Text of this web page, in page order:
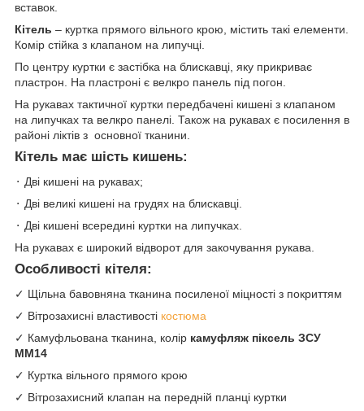
вставок.
Кітель – куртка прямого вільного крою, містить такі елементи.
Комір стійка з клапаном на липучці.
По центру куртки є застібка на блискавці, яку прикриває
пластрон. На пластроні є велкро панель під погон.
На рукавах тактичної куртки передбачені кишені з клапаном
на липучках та велкро панелі. Також на рукавах є посилення в
районі ліктів з основної тканини.
Кітель має шість кишень:
⬝ Дві кишені на рукавах;
⬝ Дві великі кишені на грудях на блискавці.
⬝ Дві кишені всередині куртки на липучках.
На рукавах є широкий відворот для закочування рукава.
Особливості кітеля:
✓ Щільна бавовняна тканина посиленої міцності з покриттям
✓ Вітрозахисні властивості костюма
✓ Камуфльована тканина, колір камуфляж піксель ЗСУ
МM14
✓ Куртка вільного прямого крою
✓ Вітрозахисний клапан на передній планці куртки